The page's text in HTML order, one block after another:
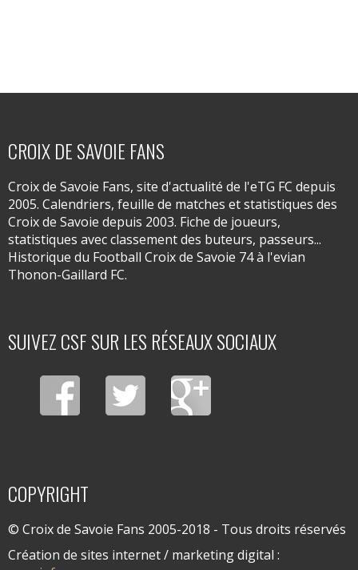
CROIX DE SAVOIE FANS
Croix de Savoie Fans, site d'actualité de l'eTG FC depuis
2005. Calendriers, feuille de matches et statistiques des
Croix de Savoie depuis 2003. Fiche de joueurs,
statistiques avec classement des buteurs, passeurs...
Historique du Football Croix de Savoie 74 à l'evian
Thonon-Gaillard FC.
SUIVEZ CSF SUR LES RÉSEAUX SOCIAUX
COPYRIGHT
© Croix de Savoie Fans 2005-2018 - Tous droits réservés
Création de sites internet / marketing digital :